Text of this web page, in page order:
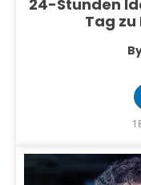
24-Stunden
Tag